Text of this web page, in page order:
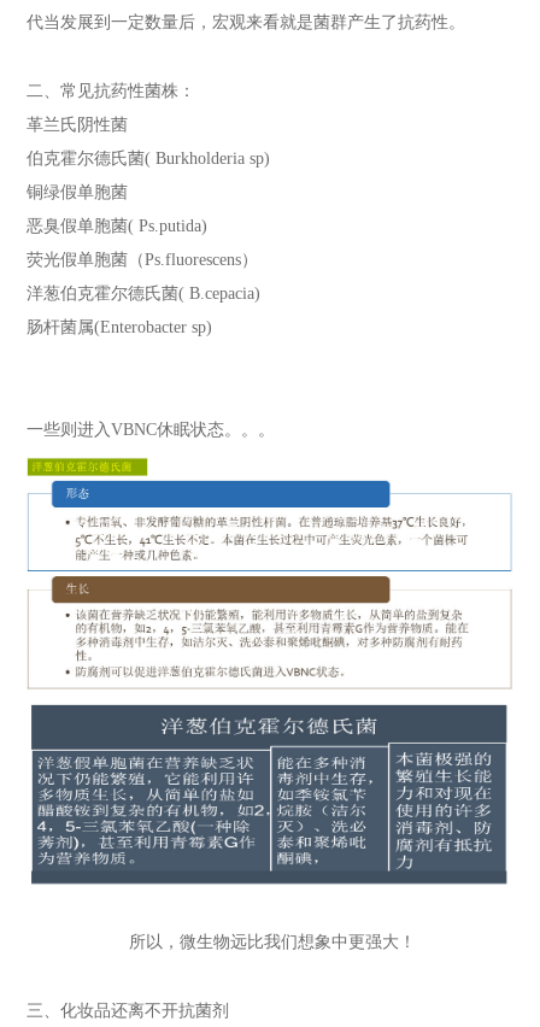
代当发展到一定数量后，宏观来看就是菌群产生了抗药性。
二、常见抗药性菌株：
革兰氏阴性菌
伯克霍尔德氏菌( Burkholderia sp)
铜绿假单胞菌
恶臭假单胞菌( Ps.putida)
荧光假单胞菌（Ps.fluorescens）
洋葱伯克霍尔德氏菌( B.cepacia)
肠杆菌属(Enterobacter sp)
一些则进入VBNC休眠状态。。。
所以，微生物远比我们想象中更强大！
三、化妆品还离不开抗菌剂